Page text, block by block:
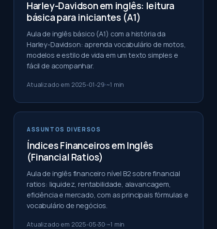
Harley-Davidson em inglês: leitura
básica para iniciantes (A1)
Aula de inglês básico (A1) com a história da
Harley-Davidson: aprenda vocabulário de motos,
modelos e estilo de vida em um texto simples e
fácil de acompanhar.
Atualizado em 2025-01-29 ~1 min
ASSUNTOS DIVERSOS
Índices Financeiros em Inglês
(Financial Ratios)
Aula de inglês financeiro nível B2 sobre financial
ratios: liquidez, rentabilidade, alavancagem,
eficiência e mercado, com as principais fórmulas e
vocabulário de negócios.
Atualizado em 2025-05-30 ~1 min